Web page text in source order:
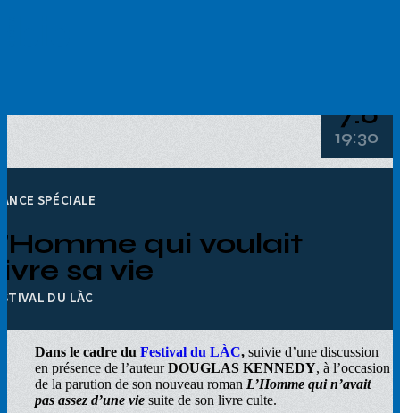
7.6
19:30
SPÉCIALE
qui voulait
sa vie
DU LÀC
Dans le cadre duFestival du LÀC,suivie d’une discussion
en présence de l’auteurDOUGLAS KENNEDY, à l’occasion
de la parution de son nouveau roman L’Homme qui n’avait
pas assez d’une viesuite de son livre culte.